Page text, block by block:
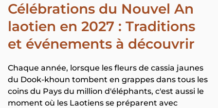
Célébrations du Nouvel An
laotien en 2027 : Traditions
et événements à découvrir
Chaque année, lorsque les fleurs de cassia jaunes
du Dook-khoun tombent en grappes dans tous les
coins du Pays du million d'éléphants, c'est aussi le
moment où les Laotiens se préparent avec